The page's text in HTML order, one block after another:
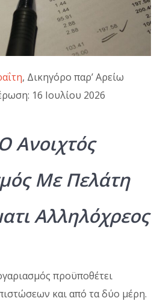
, Δικηγόρο παρ’ Αρείω
16 Ιουλίου 2026
Ανοιχτός
Με Πελάτη
Αλληλόχρεος
προϋποθέτει
και από τα δύο μέρη.